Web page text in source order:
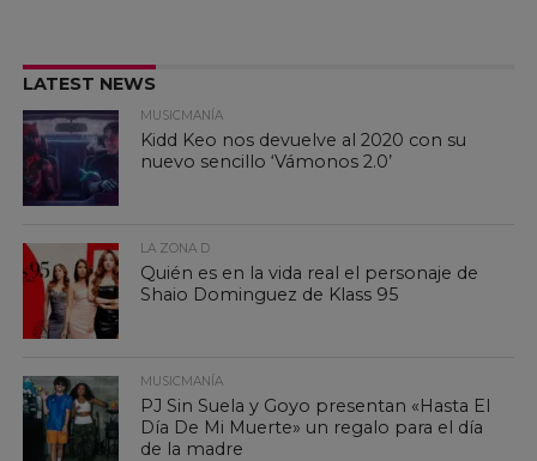
LATEST NEWS
MUSICMANÍA
Kidd Keo nos devuelve al 2020 con su
nuevo sencillo ‘Vámonos 2.0’
LA ZONA D
Quién es en la vida real el personaje de
Shaio Dominguez de Klass 95
MUSICMANÍA
PJ Sin Suela y Goyo presentan «Hasta El
Día De Mi Muerte» un regalo para el día
de la madre